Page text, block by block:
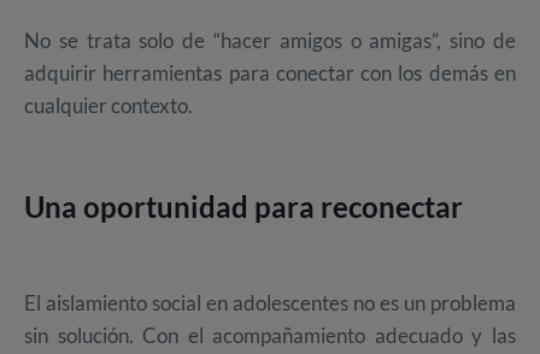
No se trata solo de “hacer amigos o amigas”, sino de
adquirir herramientas para conectar con los demás en
cualquier contexto.
Una oportunidad para reconectar
El aislamiento social en adolescentes no es un problema
sin solución. Con el acompañamiento adecuado y las